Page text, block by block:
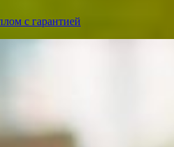
с гарантией